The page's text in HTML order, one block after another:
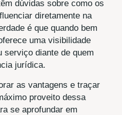
dúvidas sobre como os
diretamente na
é que quando bem
uma visibilidade
serviço diante de quem
jurídica.
as vantagens e traçar
proveito dessa
se aprofundar em